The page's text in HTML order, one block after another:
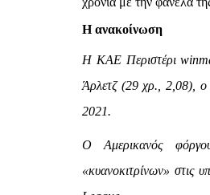
Η ανακοίνωση
Η ΚΑΕ Περιστέρι
Άρλετζ (29 χρ., 2,08), ο
2021.
Ο Αμερικανός
«κυανοκιτρίνων» στις